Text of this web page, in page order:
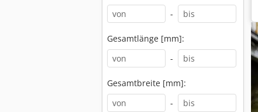
-
Gesamtlänge [mm]:
-
Gesamtbreite [mm]:
-